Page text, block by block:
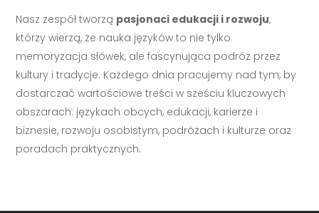
Nasz zespół tworzą pasjonaci edukacji i rozwoju,
którzy wierzą, że nauka języków to nie tylko
memoryzacja słówek, ale fascynująca podróż przez
kultury i tradycje. Każdego dnia pracujemy nad tym, by
dostarczać wartościowe treści w sześciu kluczowych
obszarach: językach obcych, edukacji, karierze i
biznesie, rozwoju osobistym, podróżach i kulturze oraz
poradach praktycznych.